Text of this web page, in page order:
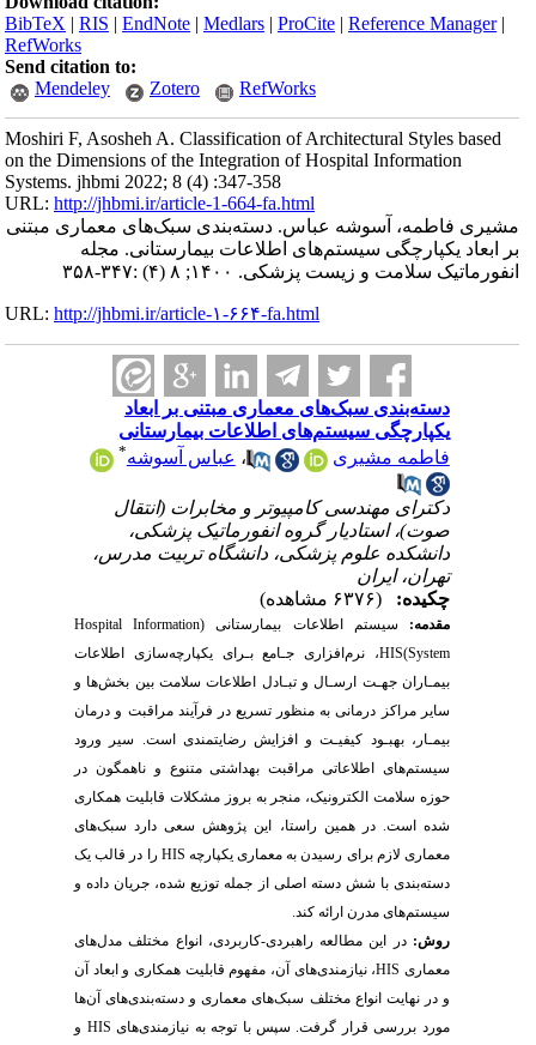
BibTeX |RIS |EndNote |Medlars |ProCite |Reference Manager
RefWorks
Send citation to:
Mendeley
Zotero RefWorks
Moshiri F, Asosheh A. Classification of Architectural Styles based
on the Dimensions of the Integration of Hospital Information
Systems. jhbmi 2022; 8 (4) :347-358
URL:http://jhbmi.ir/article-1-664-fa.html
مشیری فاطمه، آسوشه عباس. دسته‌بندی سبک‌های معماری مبتنی
بر ابعاد یکپارچگی سیستم‌‌های اطلاعات بیمارستانی. مجله
انفورماتیک سلامت و زیست پزشکی. ۱۴۰۰; ۸ (۴) :۳۴۷-۳۵۸
URL:http://jhbmi.ir/article-۱-۶۶۴-fa.html
دسته‌بندی سبک‌های معماری مبتنی بر ابعاد
یکپارچگی سیستم‌‌های اطلاعات بیمارستانی
فاطمه مشیری
،عباس آسوشه
دکترای مهندسی کامپیوتر و مخابرات (انتقال
صوت)، استادیار گروه انفورماتیک پزشکی،
دانشکده علوم پزشکی، دانشگاه تربیت مدرس،
تهران، ایران
چکیده:
مقدمه:سیستم‌ اطلاعات بیمارستانی(
Hospital Information
System
)
HIS،نرم‌افزاری جـامع بـرای یکپارچه‌سازی اطلاعات
بیمـاران جهـت ارسـال و تبـادل اطلاعات سلامت بین بخش‌ها و
سایر مراکز درمانی به منظور تسریع در فرآیند مراقبت و درمان
بیمـار، بهبـود کیفیـت و افزایش رضایتمندی است. سیر ورود
‌‌سیستم‌ها‌‌ی اطلاعاتی مراقبت بهداشتی متنوع و ناهمگون در
حوزه سلامت الکترونیک، منجر به بروز مشکلات قابلیت همکاری
شده است. در همین راستا، این پژوهش سعی دارد سبک‌های
معماری لازم برای رسیدن به معماری یکپارچهHIS را در قالب یک
دسته‌بندی با شش دسته اصلی از جمله توزیع شده، جریان داده و
سیستم‌های مدرن ارائه کند.
روش:در این مطالعه راهبردی-کاربردی، انواع مختلف مدل‌های
معماریHIS، نیازمندی‌های آن، مفهوم قابلیت همکاری و ابعاد آن
و در نهایت انواع مختلف سبک‌های معماری و دسته‌بندی‌های آن‌ها
مورد بررسی قرار گرفت. سپس با توجه به نیازمندی‌هایHIS و